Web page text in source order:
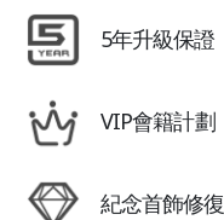
5年升級保證
VIP會籍計劃
紀念首飾修復